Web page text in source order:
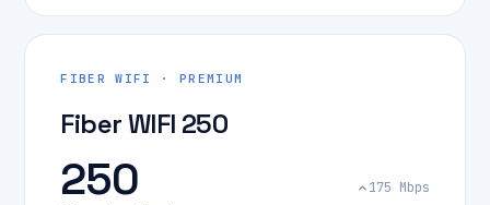
FIBER WIFI · PREMIUM
Fiber WIFI 250
250 175 Mbps